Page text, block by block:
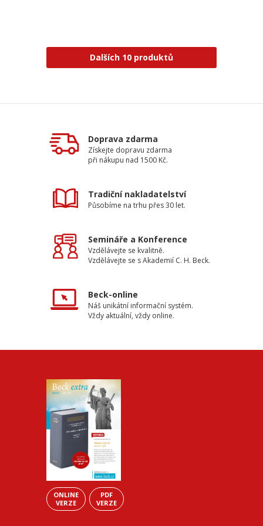
Dalších 10 produktů
Doprava zdarma
Získejte dopravu zdarma
při nákupu nad 1500 Kč.
Tradiční nakladatelství
Působíme na trhu přes 30 let.
Semináře a Konference
Vzdělávejte se kvalitně.
Vzdělávejte se s Akademií C. H. Beck.
Beck-online
Náš unikátní informační systém.
Vždy aktuální, vždy online.
ONLINE
VERZE
PDF
VERZE